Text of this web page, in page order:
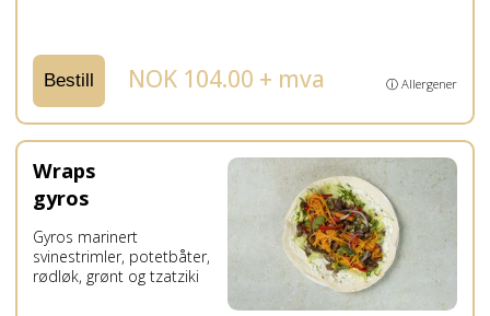
Bestill NOK 104.00 + mva ⓘ Allergener
Wraps
gyros
Gyros marinert
svinestrimler, potetbåter,
rødløk, grønt og tzatziki